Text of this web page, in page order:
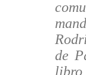
de